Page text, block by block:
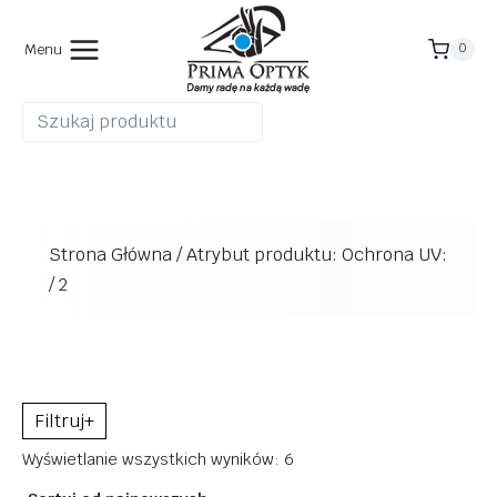
Menu 0
Strona Główna/Atrybut produktu: Ochrona UV:
/2
+
Wyświetlanie wszystkich wyników: 6